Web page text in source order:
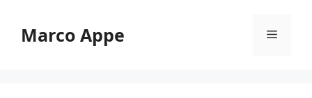
contenuto
Marco Appe Menu